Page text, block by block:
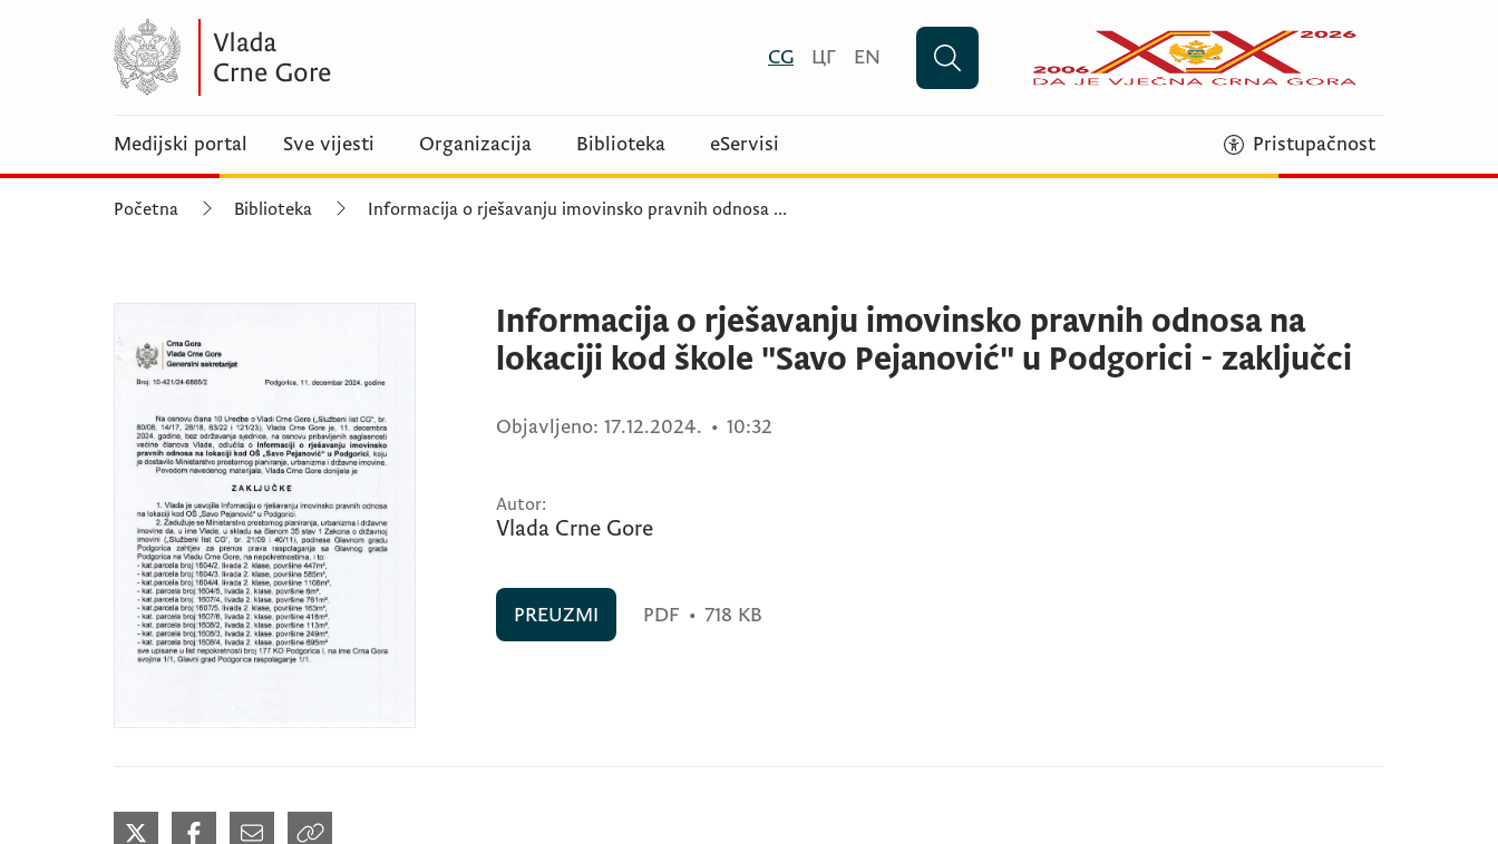
CG ЦГ EN
Medijski portal Sve vijesti Organizacija Biblioteka eServisi Pristupačnost
Početna Biblioteka Informacija o rješavanju imovinsko pravnih odnosa ...
Informacija o rješavanju imovinsko pravnih odnosa na
lokaciji kod škole "Savo Pejanović" u Podgorici - zaključci
Objavljeno: 17.12.2024. • 10:32
Autor:
Vlada Crne Gore
PREUZMI PDF • 718 KB